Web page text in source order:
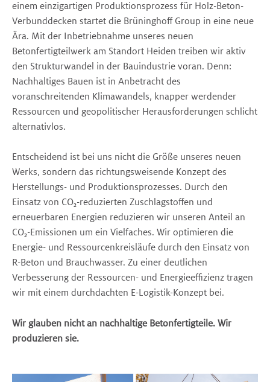
einem einzigartigen Produktionsprozess für Holz-Beton-
Verbunddecken startet die Brüninghoff Group in eine neue
Ära. Mit der Inbetriebnahme unseres neuen
Betonfertigteilwerk am Standort Heiden treiben wir aktiv
den Strukturwandel in der Bauindustrie voran. Denn:
Nachhaltiges Bauen ist in Anbetracht des
voranschreitenden Klimawandels, knapper werdender
Ressourcen und geopolitischer Herausforderungen schlicht
alternativlos.
Entscheidend ist bei uns nicht die Größe unseres neuen
Werks, sondern das richtungsweisende Konzept des
Herstellungs- und Produktionsprozesses. Durch den
Einsatz von CO₂-reduzierten Zuschlagstoffen und
erneuerbaren Energien reduzieren wir unseren Anteil an
CO₂-Emissionen um ein Vielfaches. Wir optimieren die
Energie- und Ressourcenkreisläufe durch den Einsatz von
R-Beton und Brauchwasser. Zu einer deutlichen
Verbesserung der Ressourcen- und Energieeffizienz tragen
wir mit einem durchdachten E-Logistik-Konzept bei.
Wir glauben nicht an nachhaltige Betonfertigteile. Wir
produzieren sie.